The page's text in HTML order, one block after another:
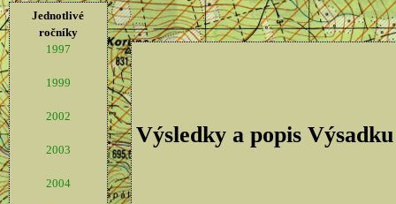
Jednotlivé
ročníky
1997
1999
2002
2003
2004
Výsledky a popis Výsadku